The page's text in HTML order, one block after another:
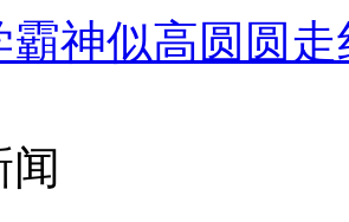
霸神似高圆圆走
闻